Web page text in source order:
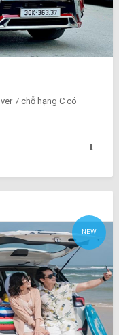
7 chỗ hạng C có
NEW